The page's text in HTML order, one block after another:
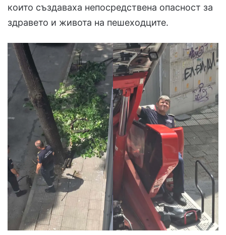
които създаваха непосредствена опасност за
здравето и живота на пешеходците.